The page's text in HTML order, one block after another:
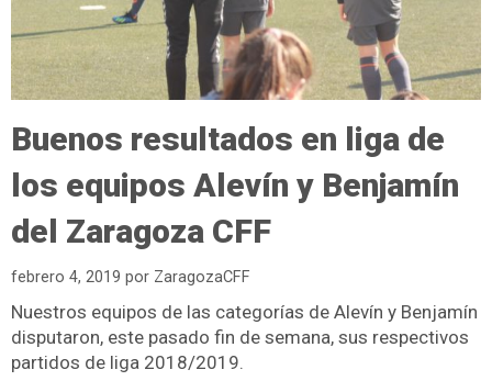
Buenos resultados en liga de
los equipos Alevín y Benjamín
del Zaragoza CFF
febrero 4, 2019 por ZaragozaCFF
Nuestros equipos de las categorías de Alevín y Benjamín
disputaron, este pasado fin de semana, sus respectivos
partidos de liga 2018/2019.